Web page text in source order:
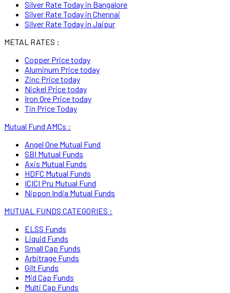
Silver Rate Today in Bangalore
Silver Rate Today in Chennai
Silver Rate Today in Jaipur
METAL RATES :
Copper Price today
Aluminum Price today
Zinc Price today
Nickel Price today
Iron Ore Price today
Tin Price Today
Mutual Fund AMCs :
Angel One Mutual Fund
SBI Mutual Funds
Axis Mutual Funds
HDFC Mutual Funds
ICICI Pru Mutual Fund
Nippon India Mutual Funds
MUTUAL FUNDS CATEGORIES :
ELSS Funds
Liquid Funds
Small Cap Funds
Arbitrage Funds
Gilt Funds
Mid Cap Funds
Multi Cap Funds